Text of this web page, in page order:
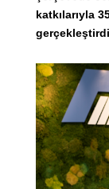
katkılarıyla